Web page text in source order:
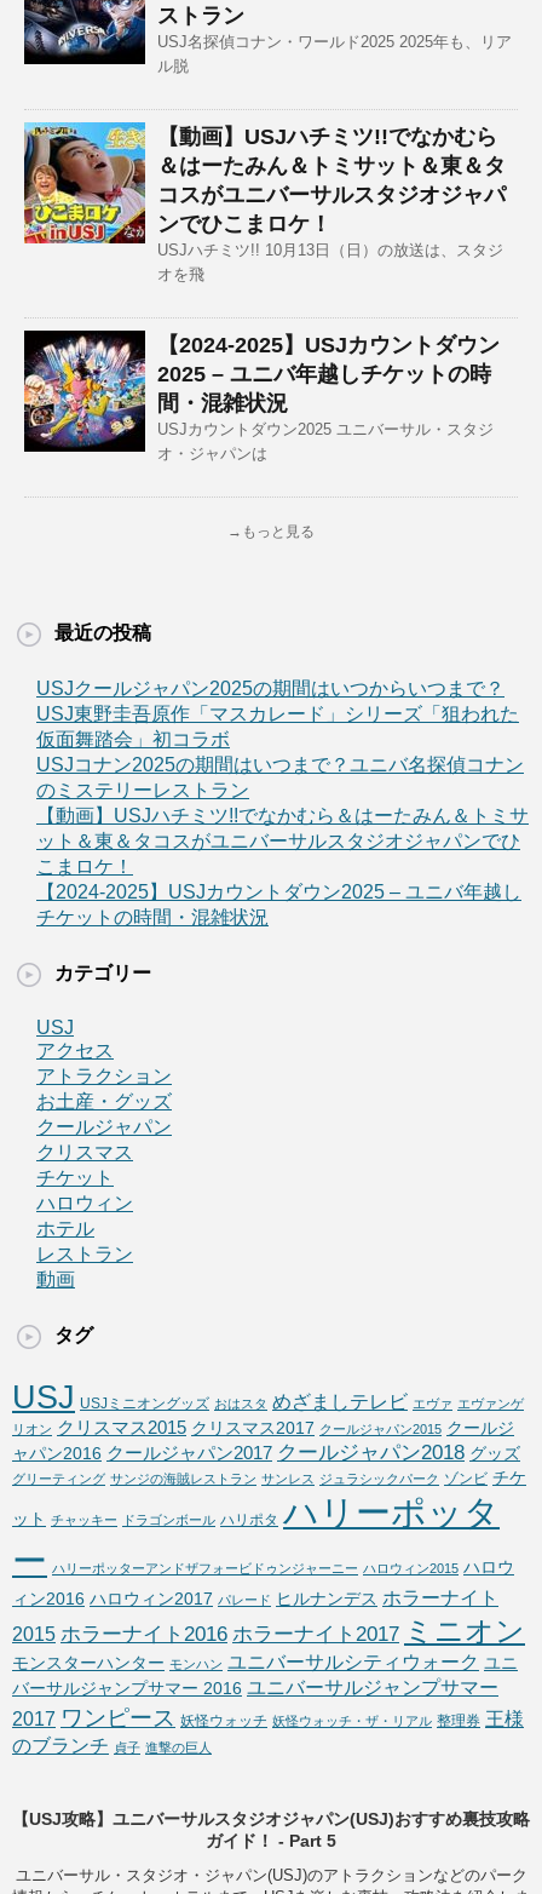
ストラン
USJ名探偵コナン・ワールド2025 2025年も、リア
ル脱
【動画】USJハチミツ!!でなかむら
＆はーたみん＆トミサット＆東＆タ
コスがユニバーサルスタジオジャパ
ンでひこまロケ！
USJハチミツ!! 10月13日（日）の放送は、スタジ
オを飛
【2024-2025】USJカウントダウン
2025 – ユニバ年越しチケットの時
間・混雑状況
USJカウントダウン2025 ユニバーサル・スタジ
オ・ジャパンは
→もっと見る
最近の投稿
USJクールジャパン2025の期間はいつからいつまで？
USJ東野圭吾原作「マスカレード」シリーズ「狙われた
仮面舞踏会」初コラボ
USJコナン2025の期間はいつまで？ユニバ名探偵コナン
のミステリーレストラン
【動画】USJハチミツ!!でなかむら＆はーたみん＆トミサ
ット＆東＆タコスがユニバーサルスタジオジャパンでひ
こまロケ！
【2024-2025】USJカウントダウン2025 – ユニバ年越し
チケットの時間・混雑状況
カテゴリー
USJ
アクセス
アトラクション
お土産・グッズ
クールジャパン
クリスマス
チケット
ハロウィン
ホテル
レストラン
動画
タグ
USJ USJミニオングッズ おはスタ めざましテレビ エヴァ エヴァンゲ
リオン クリスマス2015 クリスマス2017 クールジャパン2015 クールジ
ャパン2016 クールジャパン2017 クールジャパン2018 グッズ
グリーティング サンジの海賊レストラン サンレス ジュラシックパーク ゾンビ チケ
ット チャッキー ドラゴンボール ハリポタ ハリーポッタ
ー ハリーポッターアンドザフォービドゥンジャーニー ハロウィン2015 ハロウ
ィン2016 ハロウィン2017 パレード ヒルナンデス ホラーナイト
2015 ホラーナイト2016 ホラーナイト2017 ミニオン
モンスターハンター モンハン ユニバーサルシティウォーク ユニ
バーサルジャンプサマー 2016 ユニバーサルジャンプサマー
2017 ワンピース 妖怪ウォッチ 妖怪ウォッチ・ザ・リアル 整理券 王様
のブランチ 貞子 進撃の巨人
【USJ攻略】ユニバーサルスタジオジャパン(USJ)おすすめ裏技攻略
ガイド！ - Part 5
ユニバーサル・スタジオ・ジャパン(USJ)のアトラクションなどのパーク